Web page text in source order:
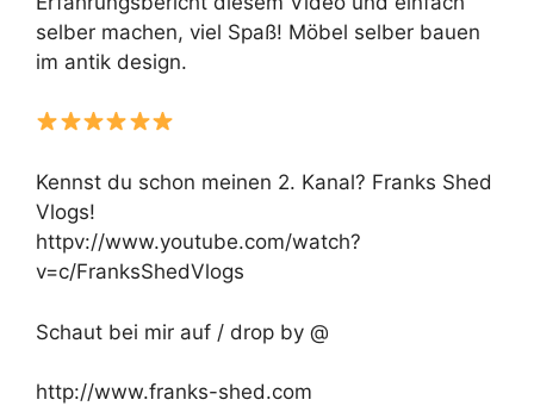
selber machen, viel Spaß! Möbel selber bauen
im antik design.
Kennst du schon meinen 2. Kanal? Franks Shed
Vlogs!
httpv://www.youtube.com/watch?
v=c/FranksShedVlogs
Schaut bei mir auf / drop by @
http://www.franks-shed.com